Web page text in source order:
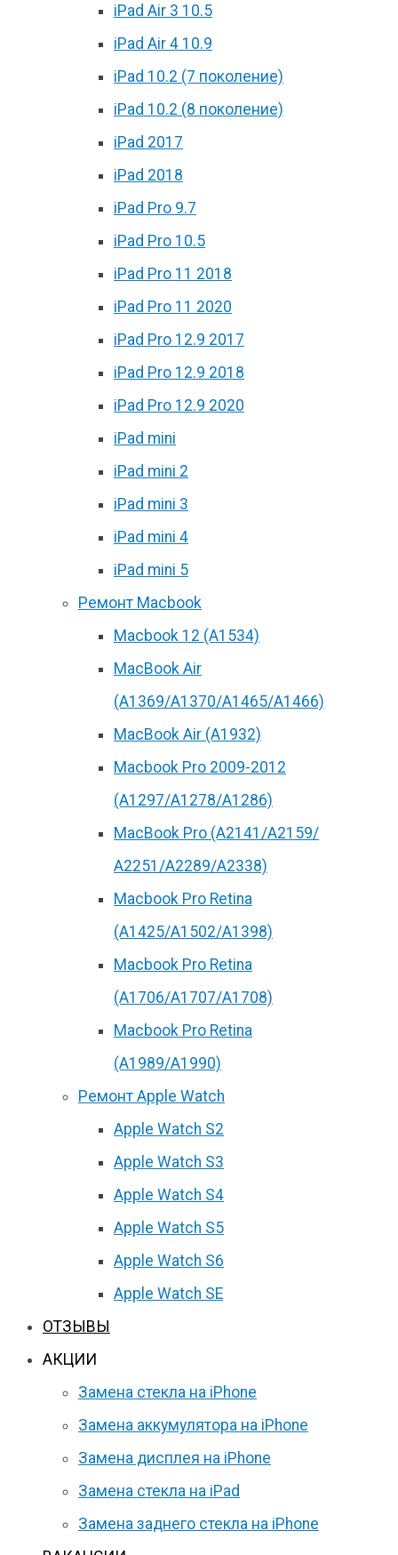
iPad Air 3 10.5
iPad Air 4 10.9
iPad 10.2 (7 поколение)
iPad 10.2 (8 поколение)
iPad 2017
iPad 2018
iPad Pro 9.7
iPad Pro 10.5
iPad Pro 11 2018
iPad Pro 11 2020
iPad Pro 12.9 2017
iPad Pro 12.9 2018
iPad Pro 12.9 2020
iPad mini
iPad mini 2
iPad mini 3
iPad mini 4
iPad mini 5
Ремонт Macbook
Macbook 12 (А1534)
MacBook Air
(A1369/A1370/A1465/A1466)
MacBook Air (A1932)
Macbook Pro 2009-2012
(A1297/A1278/A1286)
MacBook Pro (А2141/А2159/
А2251/A2289/A2338)
Macbook Pro Retina
(А1425/A1502/A1398)
Macbook Pro Retina
(А1706/A1707/A1708)
Macbook Pro Retina
(А1989/A1990)
Ремонт Apple Watch
Apple Watch S2
Apple Watch S3
Apple Watch S4
Apple Watch S5
Apple Watch S6
Apple Watch SE
ОТЗЫВЫ
АКЦИИ
Замена стекла на iPhone
Замена аккумулятора на iPhone
Замена дисплея на iPhone
Замена стекла на iPad
Замена заднего стекла на iPhone